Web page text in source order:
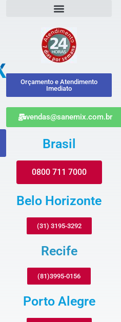
Orçamento e Atendimento
Imediato
vendas@sanemix.com.br
Brasil
0800 711 7000
Belo Horizonte
(31) 3195-3292
Recife
(81)3995-0156
Porto Alegre